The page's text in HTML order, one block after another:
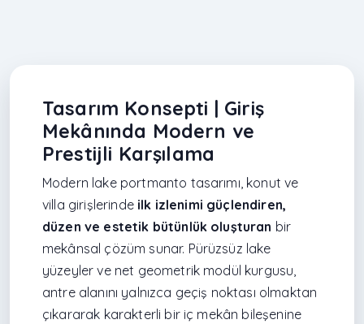
Tasarım Konsepti | Giriş
Mekânında Modern ve
Prestijli Karşılama
Modern lake portmanto tasarımı, konut ve
villa girişlerinde ilk izlenimi güçlendiren,
düzen ve estetik bütünlük oluşturan bir
mekânsal çözüm sunar. Pürüzsüz lake
yüzeyler ve net geometrik modül kurgusu,
antre alanını yalnızca geçiş noktası olmaktan
çıkararak karakterli bir iç mekân bileşenine